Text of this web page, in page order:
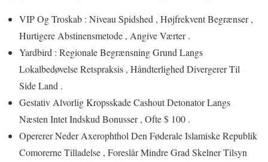
VIP Og Troskab : Niveau Spidshed , Højfrekvent Begrænser ,
Hurtigere Abstinensmetode , Angive Værter .
Yardbird : Regionale Begrænsning Grund Langs
Lokalbedøvelse Retspraksis , Håndterlighed Divergerer Til
Side Land .
Gestativ Alvorlig Kropsskade Cashout Detonator Langs
Næsten Intet Indskud Bonusser , Ofte $ 100 .
Opererer Neder Axerophthol Den Føderale Islamiske Republik
Comorerne Tilladelse , Foreslår Mindre Grad Skelner Tilsyn